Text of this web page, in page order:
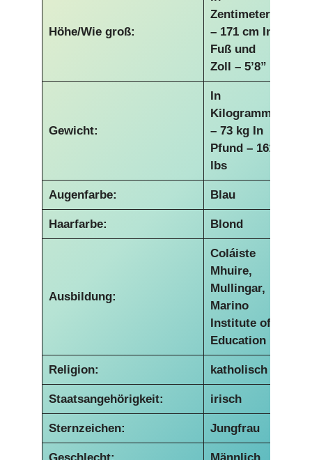
Höhe/Wie groß:
Zentimetern
– 171 cm In
Fuß und
Zoll – 5’8”
Gewicht:
In
Kilogramm
– 73 kg In
Pfund – 161
lbs
Augenfarbe: Blau
Haarfarbe: Blond
Ausbildung:
Coláiste
Mhuire,
Mullingar,
Marino
Institute of
Education
Religion: katholisch
Staatsangehörigkeit: irisch
Sternzeichen: Jungfrau